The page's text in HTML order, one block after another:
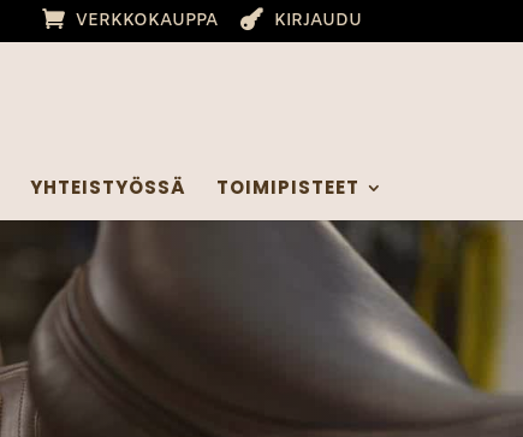
VERKKOKAUPPA KIRJAUDU
YHTEISTYÖSSÄ TOIMIPISTEET